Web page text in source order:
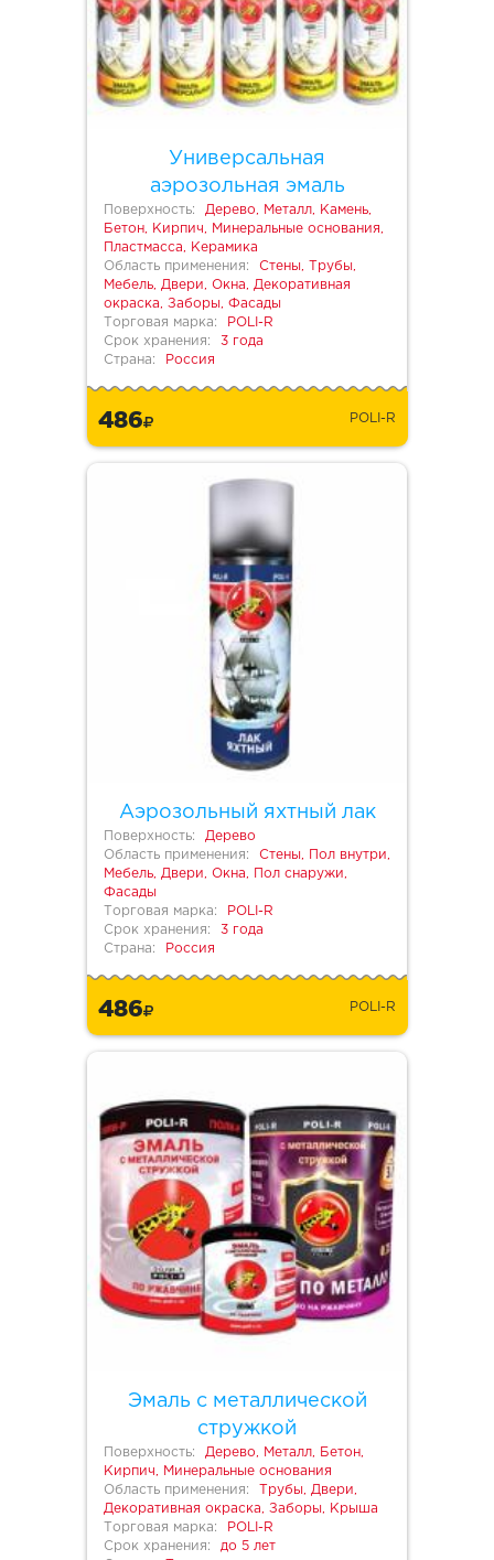
Универсальная
аэрозольная эмаль
Поверхность:
Дерево, Металл, Камень,
Бетон, Кирпич, Минеральные основания,
Пластмасса, Керамика
Область применения:
Стены, Трубы,
Мебель, Двери, Окна, Декоративная
окраска, Заборы, Фасады
Торговая марка:
POLI-R
Срок хранения:
3 года
Страна:
Россия
486 POLI-R
Аэрозольный яхтный лак
Поверхность:
Дерево
Область применения:
Стены, Пол внутри,
Мебель, Двери, Окна, Пол снаружи,
Фасады
Торговая марка:
POLI-R
Срок хранения:
3 года
Страна:
Россия
486 POLI-R
Эмаль с металлической
стружкой
Поверхность:
Дерево, Металл, Бетон,
Кирпич, Минеральные основания
Область применения:
Трубы, Двери,
Декоративная окраска, Заборы, Крыша
Торговая марка:
POLI-R
Срок хранения:
до 5 лет